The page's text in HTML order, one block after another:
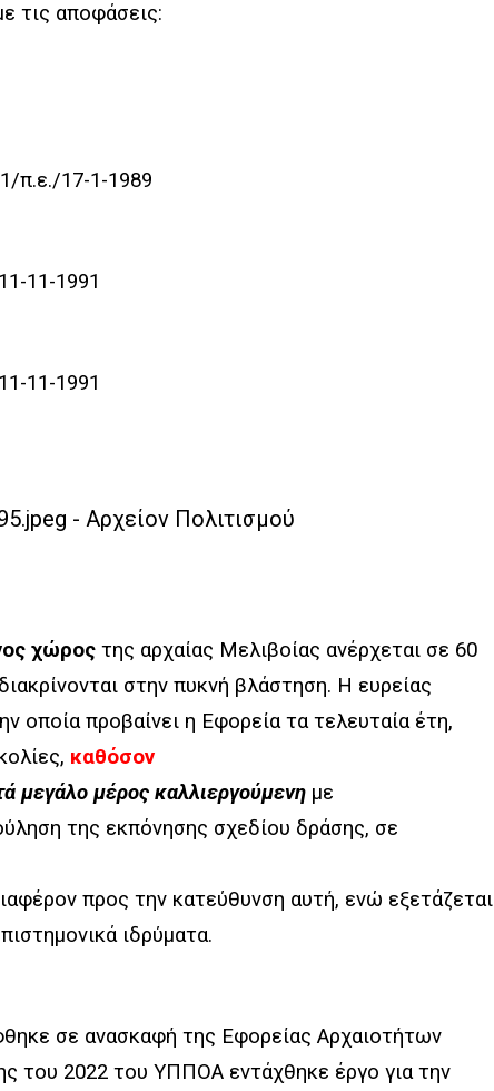
τις αποφάσεις:
π.ε./17-1-1989
11-1991
11-1991
χώρος της αρχαίας Μελιβοίας ανέρχεται σε 60
στην πυκνή βλάστηση. Η ευρείας
οποία προβαίνει η Εφορεία τα τελευταία έτη,
καθόσον
μεγάλο μέρος καλλιεργούμενη με
της εκπόνησης σχεδίου δράσης, σε
προς την κατεύθυνση αυτή, ενώ εξετάζεται
ιδρύματα.
σε ανασκαφή της Εφορείας Αρχαιοτήτων
του 2022 του ΥΠΠΟΑ εντάχθηκε έργο για την